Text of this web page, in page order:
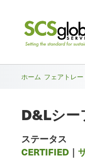
ホーム フェアトレ
D&Lシー
ステータス
CERTIFIED ｜